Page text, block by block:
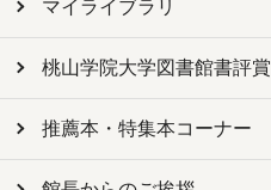
マイライブラリ
桃山学院大学図書館書評賞
推薦本・特集本コーナー